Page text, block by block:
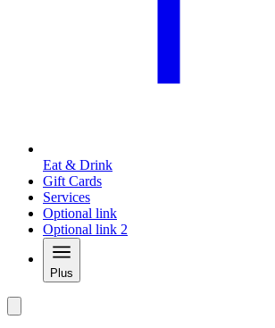
Eat & Drink
Gift Cards
Services
Optional link
Optional link 2
Plus